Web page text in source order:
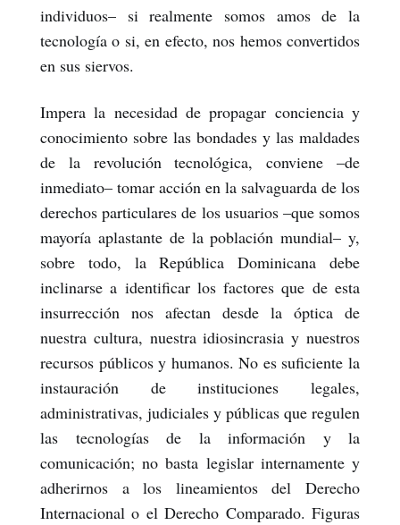
individuos– si realmente somos amos de la
tecnología o si, en efecto, nos hemos convertidos
en sus siervos.
Impera la necesidad de propagar conciencia y
conocimiento sobre las bondades y las maldades
de la revolución tecnológica, conviene –de
inmediato– tomar acción en la salvaguarda de los
derechos particulares de los usuarios –que somos
mayoría aplastante de la población mundial– y,
sobre todo, la República Dominicana debe
inclinarse a identificar los factores que de esta
insurrección nos afectan desde la óptica de
nuestra cultura, nuestra idiosincrasia y nuestros
recursos públicos y humanos. No es suficiente la
instauración de instituciones legales,
administrativas, judiciales y públicas que regulen
las tecnologías de la información y la
comunicación; no basta legislar internamente y
adherirnos a los lineamientos del Derecho
Internacional o el Derecho Comparado. Figuras